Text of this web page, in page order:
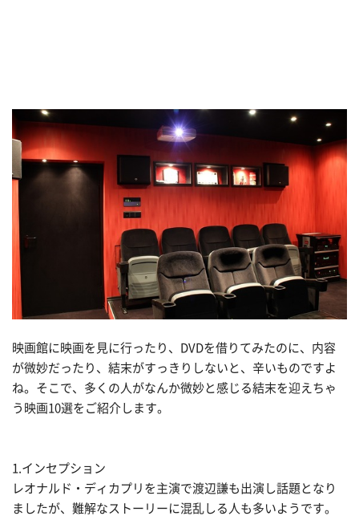
映画館に映画を見に行ったり、DVDを借りてみたのに、内容
が微妙だったり、結末がすっきりしないと、辛いものですよ
ね。そこで、多くの人がなんか微妙と感じる結末を迎えちゃ
う映画10選をご紹介します。
1.インセプション
レオナルド・ディカプリを主演で渡辺謙も出演し話題となり
ましたが、難解なストーリーに混乱しる人も多いようです。